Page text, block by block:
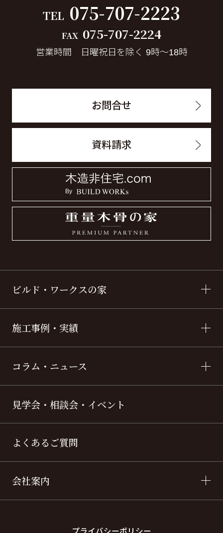
TEL 075-707-2223
FAX 075-707-2224
営業時間 日曜祝日を除く 9時～18時
お問合せ
資料請求
ビルド・ワークスの家
施工事例・実績
コラム・ニュース
見学会・相談会・イベント
よくあるご質問
会社案内
プライバシーポリシー